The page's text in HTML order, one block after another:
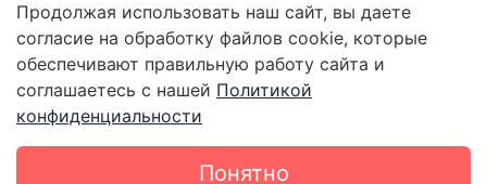
Магазин мир ракушек
Продолжая использовать наш сайт, вы даете
согласие на обработку файлов cookie, которые
обеспечивают правильную работу сайта и
соглашаетесь с нашей Политикой
конфиденциальности
Понятно